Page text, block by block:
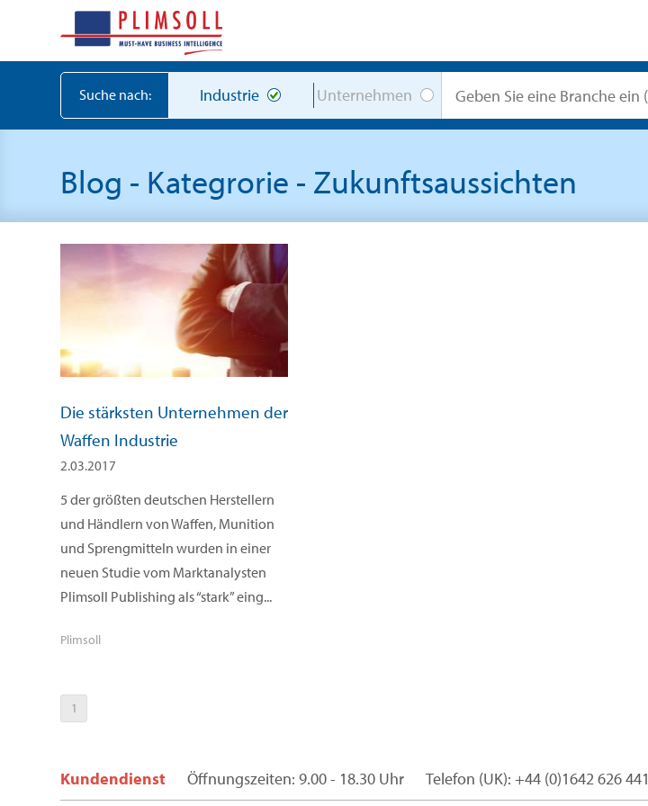
Suche nach: Industrie Unternehmen
Blog - Kategrorie - Zukunftsaussichten
Die stärksten Unternehmen der
Waffen Industrie
2.03.2017
5 der größten deutschen Herstellern
und Händlern von Waffen, Munition
und Sprengmitteln wurden in einer
neuen Studie vom Marktanalysten
Plimsoll Publishing als “stark” eing...
Plimsoll
1
Kundendienst Öffnungszeiten: 9.00 - 18.30 Uhr Telefon (UK): +44 (0)1642 626 441